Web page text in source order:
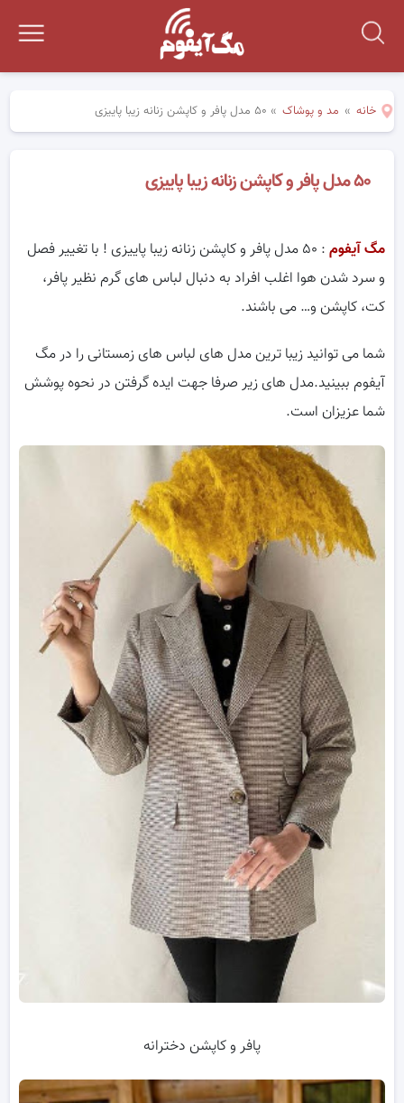
خانه » مد و پوشاک » ۵۰ مدل پافر و کاپشن زنانه زیبا پاییزی
۵۰ مدل پافر و کاپشن زنانه زیبا پاییزی
مگ آیفوم
: ۵۰ مدل پافر و کاپشن زنانه زیبا پاییزی ! با تغییر فصل
و سرد شدن هوا اغلب افراد به دنبال لباس های گرم نظیر پافر،
کت، کاپشن و… می باشند.
شما می توانید زیبا ترین مدل های لباس های زمستانی را در مگ
آیفوم ببینید.مدل های زیر صرفا جهت ایده گرفتن در نحوه پوشش
شما عزیزان است.
پافر و کاپشن دخترانه